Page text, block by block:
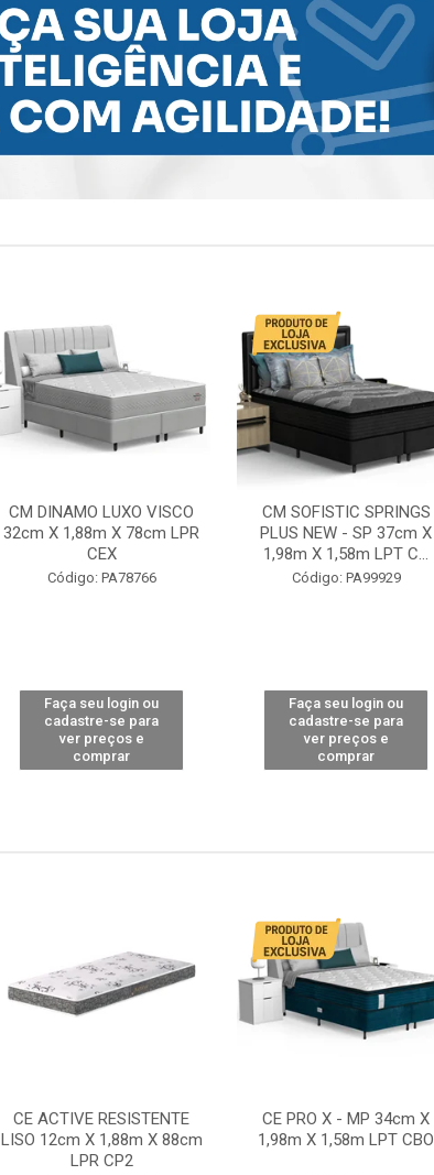
CM DINAMO LUXO VISCO
32cm X 1,88m X 78cm LPR
CEX
Código: PA78766
Faça seu login ou
cadastre-se para
ver preços e
comprar
CM SOFISTIC SPRINGS
PLUS NEW - SP 37cm X
1,98m X 1,58m LPT C...
Código: PA99929
Faça seu login ou
cadastre-se para
ver preços e
comprar
CE ACTIVE RESISTENTE
LISO 12cm X 1,88m X 88cm
LPR CP2
CE PRO X - MP 34cm X
1,98m X 1,58m LPT CBO